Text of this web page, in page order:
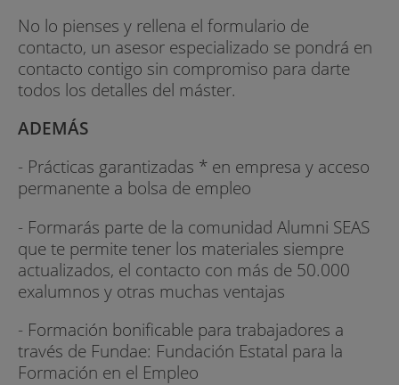
No lo pienses y rellena el formulario de
contacto, un asesor especializado se pondrá en
contacto contigo sin compromiso para darte
todos los detalles del máster.
ADEMÁS
- Prácticas garantizadas * en empresa y acceso
permanente a bolsa de empleo
- Formarás parte de la comunidad Alumni SEAS
que te permite tener los materiales siempre
actualizados, el contacto con más de 50.000
exalumnos y otras muchas ventajas
- Formación bonificable para trabajadores a
través de Fundae: Fundación Estatal para la
Formación en el Empleo